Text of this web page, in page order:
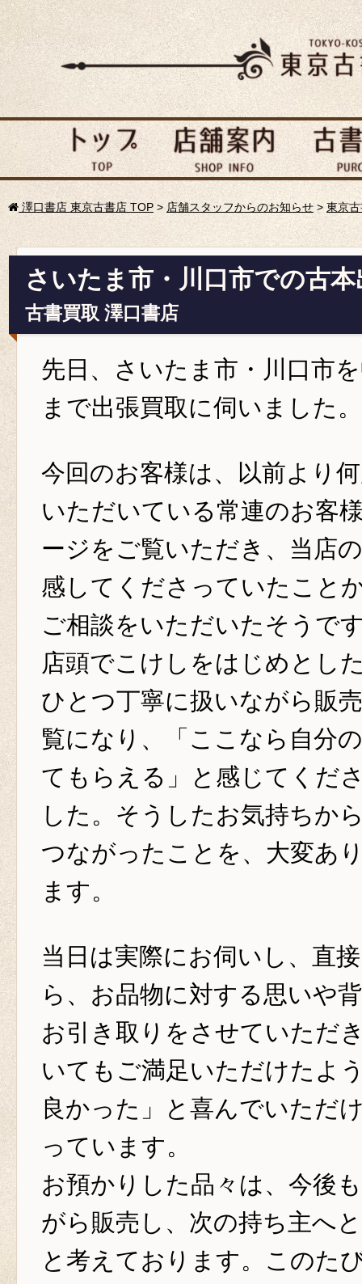
澤口書店 東京古書店 TOP > 店舗スタッフからのお知らせ> 東京
さいたま市・川口市での古
古書買取 澤口書店
先日、さいたま市・川口市
まで出張買取に伺いました。
今回のお客様は、以前より
いただいている常連のお客
ージをご覧いただき、当店
感してくださっていたこと
ご相談をいただいたそうで
店頭でこけしをはじめとし
ひとつ丁寧に扱いながら販
覧になり、「ここなら自分
てもらえる」と感じてくだ
した。そうしたお気持ちか
つながったことを、大変あ
ます。
当日は実際にお伺いし、直
ら、お品物に対する思いや
お引き取りをさせていただ
いてもご満足いただけたよ
良かった」と喜んでいただ
っています。
お預かりした品々は、今後
がら販売し、次の持ち主へ
と考えております。このた